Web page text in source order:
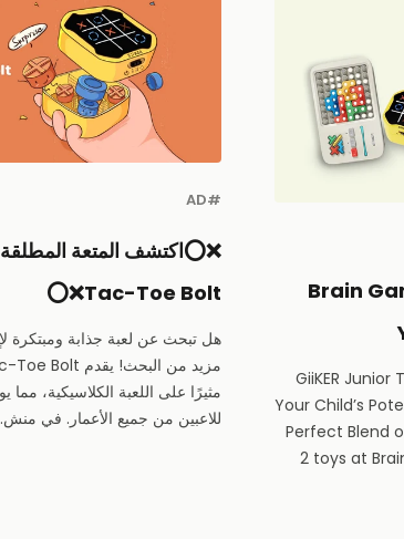
Brain
GiiKER
Your Child’s
Perfect Blend
2 toys at
#AD
Tac-Toe Bolt❌⭕️
هل تبحث عن لعبة جذابة ومبتكرة
مثيرًا على اللعبة الكلاسيكية، مما
للاعبين من جميع الأعمار. في